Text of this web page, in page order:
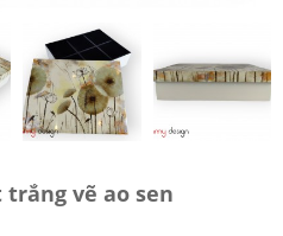
vẽ ao sen